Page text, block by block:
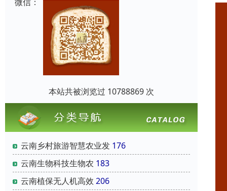
本站共被浏览过 10788869 次
云南乡村旅游智慧农业发 176
云南‌生物科技‌生物农 183
云南‌植保无人机‌高效 206